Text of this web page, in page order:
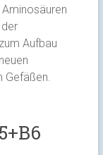
Aufbau
Gefäßen.